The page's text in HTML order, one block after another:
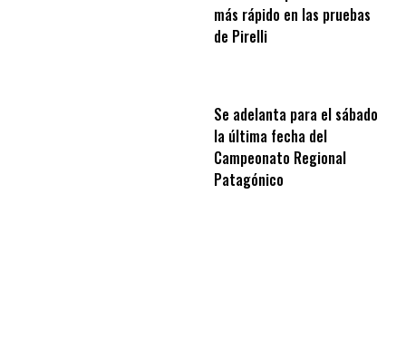
más rápido en las pruebas
de Pirelli
Se adelanta para el sábado
la última fecha del
Campeonato Regional
Patagónico